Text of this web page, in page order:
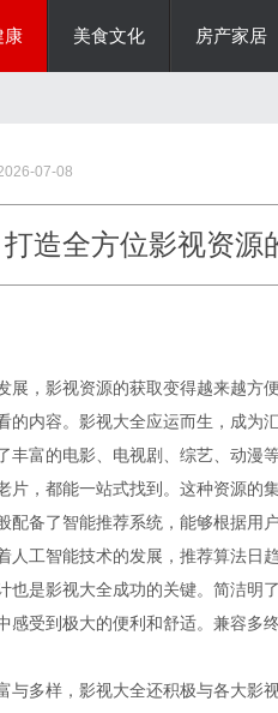
康 美食文化 房产家居
07-08
造全方位影视资源
展，影视资源的获取变得越来越方
的内容。影视大全应运而生，成
丰富的电影、电视剧、综艺、动漫
片，都能一站式找到。这种资源的
配备了智能推荐系统，能够根据用
人工智能技术的发展，推荐算法日
也是影视大全成功的关键。简洁明
感受到极大的便利和舒适。兼容多
与多样，影视大全还积极与各大影